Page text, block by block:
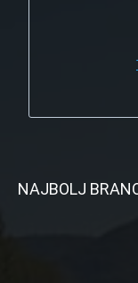
NAJBOLJ